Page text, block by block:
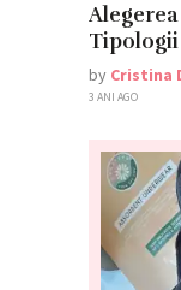
Tipologii
by Cristina
3 ANI AGO